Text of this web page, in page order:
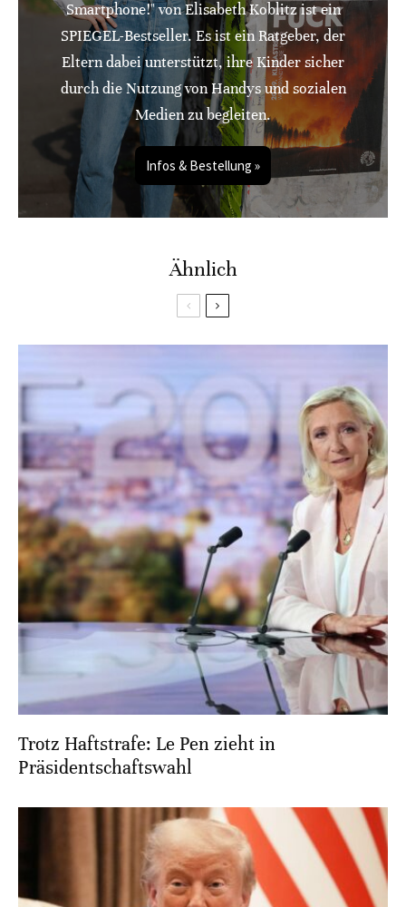
Smartphone!" von Elisabeth Koblitz ist ein
SPIEGEL-Bestseller. Es ist ein Ratgeber, der
Eltern dabei unterstützt, ihre Kinder sicher
durch die Nutzung von Handys und sozialen
Medien zu begleiten.
Infos & Bestellung »
Ähnlich
Trotz Haftstrafe: Le Pen zieht in
Präsidentschaftswahl